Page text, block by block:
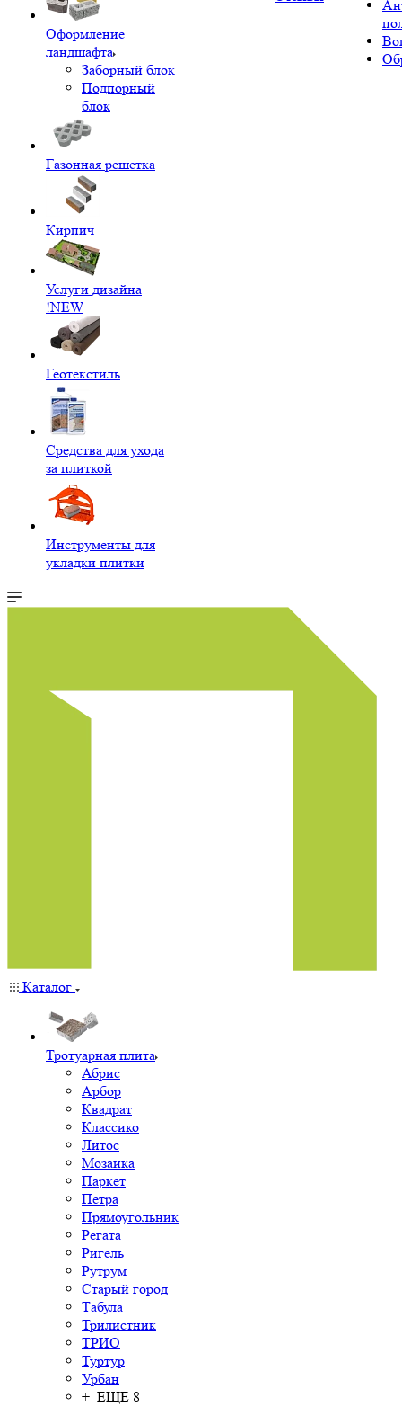
Оформление
ландшафта
Заборный блок
Подпорный
блок
Газонная решетка
Кирпич
Услуги дизайна
!NEW
Геотекстиль
Средства для ухода
за плиткой
Инструменты для
укладки плитки
Каталог
Тротуарная плита
Абрис
Арбор
Квадрат
Классико
Литос
Мозаика
Паркет
Петра
Прямоугольник
Регата
Ригель
Рутрум
Старый город
Табула
Трилистник
ТРИО
Туртур
Урбан
+ ЕЩЕ 8